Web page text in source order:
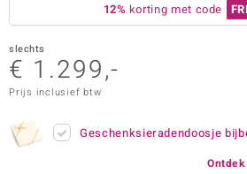
12% korting met code
slechts
€ 1.299,-
Prijs inclusief btw
Geschenksieradendoosje